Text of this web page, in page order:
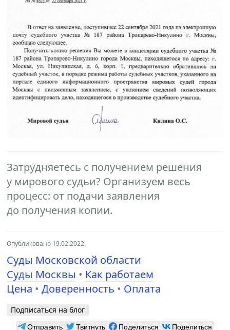
Затрудняетесь с получением решения
у мирового судьи? Организуем весь
процесс: от подачи заявления
до получения копии.
Опубликовано 19.02.2022.
Суды Московской области
Суды Москвы • Как работаем
Цена •Доверенность • Оплата
Подписаться на блог
Отправить Твитнуть Поделиться
Поделиться